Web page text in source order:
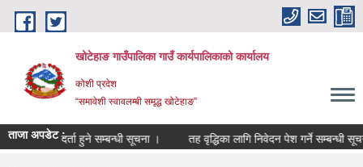
Skip to main content
खोटेहाङ गाउँपालिका गाउँ कार्यपालिकाको कार्यालय
कोशी प्रदेश
“समावेशी स्वावलम्बी समृद्ध खोटेहाङ”
ताजा अपडेट :
सूचीमा दर्ता हुने सम्बन्धी सूचना । तह वृद्धिका लागि निवेदन पेश गर्ने सम्बन्धी सूचना